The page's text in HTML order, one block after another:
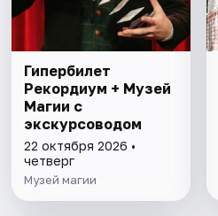
Гипербилет
Рекордиум + Музей
Магии с
экскурсоводом
22 октября 2026 •
четверг
Музей магии